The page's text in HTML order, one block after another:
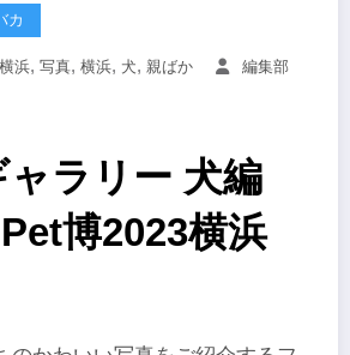
カ
浜, 写真, 横浜, 犬, 親ばか 編集部
ラリー 犬編
博2023横浜